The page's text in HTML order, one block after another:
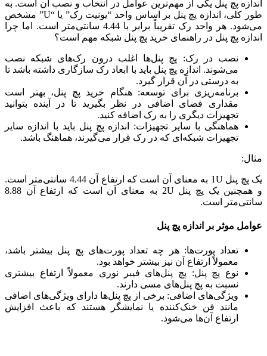
اندازه پچ پنل یکی از مهم‌ترین عوامل در انتخاب و نصب آن است. به
طور کلی، اندازه پچ پنل بر اساس واحد “یونیت رک” یا “U” مشخص
می‌شود. هر واحد رک تقریباً برابر با 4.44 سانتی‌متر است. اما چرا
اندازه پچ پنل در راهنمای خرید پچ پنل شبکه مهم است؟
نصب در رک: پچ پنل‌ها اغلب درون رک‌های شبکه نصب
می‌شوند. اندازه پچ پنل باید با ابعاد رک سازگاری داشته باشد تا
به درستی در آن قرار گیرد.
برنامه‌ریزی برای توسعه: هنگام خرید پچ پنل، بهتر است
مقداری فضای اضافی در نظر بگیرید تا در آینده بتوانید
تجهیزات دیگری را به رک اضافه کنید.
هماهنگی با سایر تجهیزات: اندازه پچ پنل باید با اندازه سایر
تجهیزات شبکه‌ای که در رک قرار می‌گیرند، هماهنگ باشد.
مثال:
یک پچ پنل 1U به معنای آن است که ارتفاع آن 4.44 سانتی‌متر است.
و همچنین یک پچ پنل 2U به معنای آن است که ارتفاع آن 8.88
سانتی‌متر است.
عوامل موثر بر اندازه پچ پنل
تعداد پورت‌ها: هر چه تعداد پورت‌های پچ پنل بیشتر باشد،
معمولاً ارتفاع آن نیز بیشتر خواهد بود.
نوع پچ پنل: پچ پنل‌های فیبر نوری معمولاً ارتفاع بیشتری
نسبت به پچ پنل‌های مسی دارند.
ویژگی‌های اضافی: برخی از پچ پنل‌ها دارای ویژگی‌های اضافی
مانند فن خنک‌کننده یا نمایشگر هستند که باعث افزایش
ارتفاع آن‌ها می‌شود.